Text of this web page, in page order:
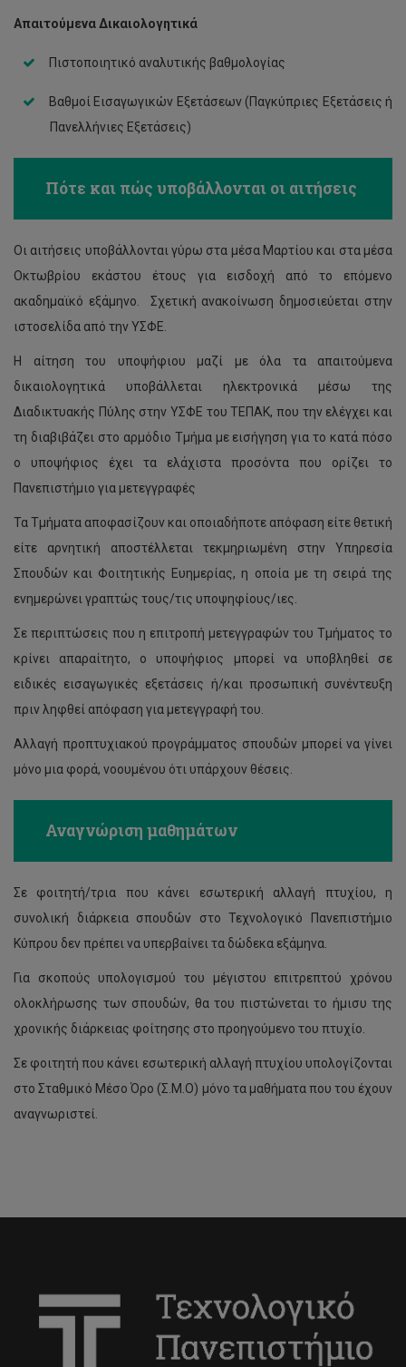
Απαιτούμενα Δικαιολογητικά
Πιστοποιητικό αναλυτικής βαθμολογίας
Βαθμοί Εισαγωγικών Εξετάσεων (Παγκύπριες Εξετάσεις ή
Πανελλήνιες Εξετάσεις)
Πότε και πώς υποβάλλονται οι αιτήσεις
Οι αιτήσεις υποβάλλονται γύρω στα μέσα Μαρτίου και στα μέσα
Οκτωβρίου εκάστου έτους για εισδοχή από το επόμενο
ακαδημαϊκό εξάμηνο. Σχετική ανακοίνωση δημοσιεύεται στην
ιστοσελίδα από την ΥΣΦΕ.
Η αίτηση του υποψήφιου μαζί με όλα τα απαιτούμενα
δικαιολογητικά υποβάλλεται ηλεκτρονικά μέσω της
Διαδικτυακής Πύλης στην ΥΣΦΕ του ΤΕΠΑΚ, που την ελέγχει και
τη διαβιβάζει στο αρμόδιο Τμήμα με εισήγηση για το κατά πόσο
ο υποψήφιος έχει τα ελάχιστα προσόντα που ορίζει το
Πανεπιστήμιο για μετεγγραφές
Τα Τμήματα αποφασίζουν και οποιαδήποτε απόφαση είτε θετική
είτε αρνητική αποστέλλεται τεκμηριωμένη στην Υπηρεσία
Σπουδών και Φοιτητικής Ευημερίας, η οποία με τη σειρά της
ενημερώνει γραπτώς τους/τις υποψηφίους/ιες.
Σε περιπτώσεις που η επιτροπή μετεγγραφών του Τμήματος το
κρίνει απαραίτητο, ο υποψήφιος μπορεί να υποβληθεί σε
ειδικές εισαγωγικές εξετάσεις ή/και προσωπική συνέντευξη
πριν ληφθεί απόφαση για μετεγγραφή του.
Αλλαγή προπτυχιακού προγράμματος σπουδών μπορεί να γίνει
μόνο μια φορά, νοουμένου ότι υπάρχουν θέσεις.
Αναγνώριση μαθημάτων
Σε φοιτητή/τρια που κάνει εσωτερική αλλαγή πτυχίου, η
συνολική διάρκεια σπουδών στο Τεχνολογικό Πανεπιστήμιο
Κύπρου δεν πρέπει να υπερβαίνει τα δώδεκα εξάμηνα.
Για σκοπούς υπολογισμού του μέγιστου επιτρεπτού χρόνου
ολοκλήρωσης των σπουδών, θα του πιστώνεται το ήμισυ της
χρονικής διάρκειας φοίτησης στο προηγούμενο του πτυχίο.
Σε φοιτητή που κάνει εσωτερική αλλαγή πτυχίου υπολογίζονται
στο Σταθμικό Μέσο Όρο (Σ.Μ.Ο) μόνο τα μαθήματα που του έχουν
αναγνωριστεί.